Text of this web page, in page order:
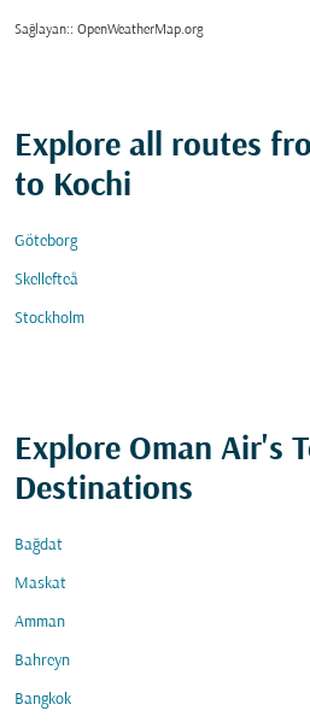
Sağlayan:: OpenWeatherMap.org
Explore all routes
to Kochi
Göteborg
Skellefteå
Stockholm
Explore Oman Air's
Destinations
Bağdat
Maskat
Amman
Bahreyn
Bangkok